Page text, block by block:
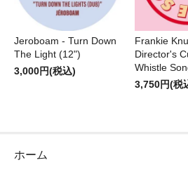
Jeroboam - Turn Down
The Light (12")
3,000円(税込)
Frankie
Director's
Whistle
3,750円(税
ホーム